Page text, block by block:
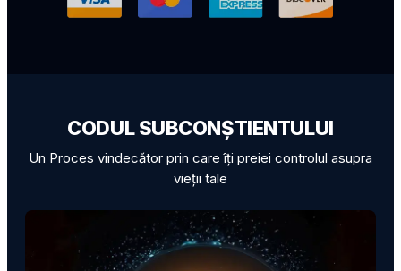
CODUL SUBCONȘTIENTULUI
Un Proces vindecător prin care îți preiei controlul asupra
vieții tale